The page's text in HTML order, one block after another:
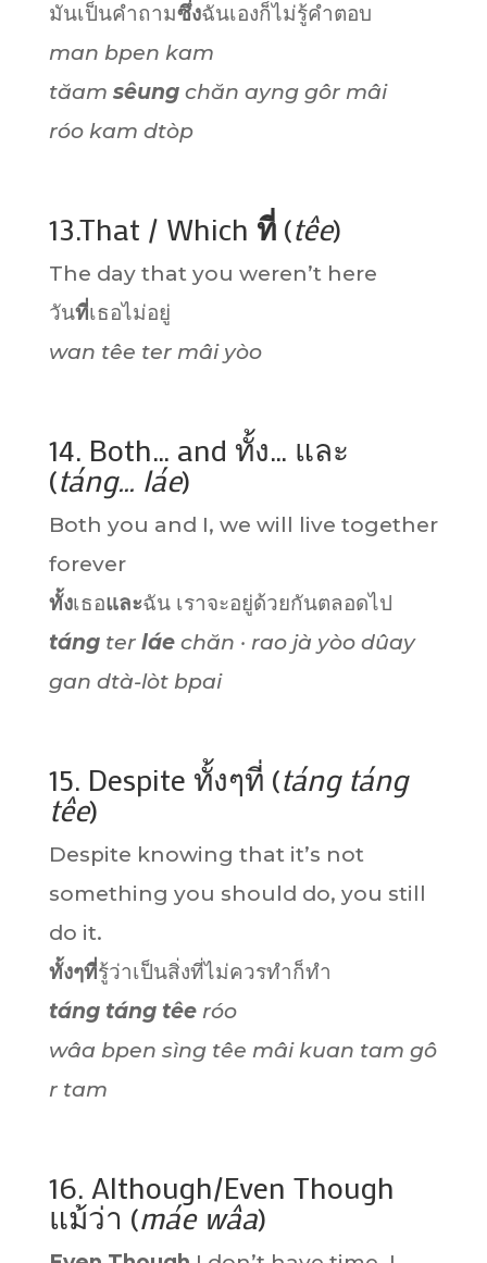
มันเป็นคำถามซึ่งฉันเองก็ไม่รู้คำตอบ
man bpen kam
tăam sêungchăn ayng gôr mâi
róo kam dtòp
13.That / Which ที่(têe)
The day that you weren’t here
วันที่เธอไม่อยู่
wan têe ter mâi yòo
14. Both… and ทั้ง… และ
(táng… láe)
Both you and I, we will live together
forever
ทั้งเธอและฉัน เราจะอยู่ด้วยกันตลอดไป
tángter láechăn · rao jà yòo dûay
gan dtà-lòt bpai
15. Despite ทั้งๆที่ (táng táng
têe)
Despite knowing that it’s not
something you should do, you still
do it.
ทั้งๆที่รู้ว่าเป็นสิ่งที่ไม่ควรทำก็ทำ
táng táng têeróo
wâa bpen sìng têe mâi kuan tam gô
r tam
16. Although/Even Though
แม้ว่า (máe wâa)